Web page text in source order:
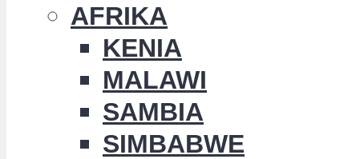
AFRIKA
KENIA
MALAWI
SAMBIA
SIMBABWE